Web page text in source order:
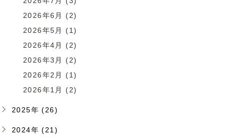
2026年6月 (2)
2026年5月 (1)
2026年4月 (2)
2026年3月 (2)
2026年2月 (1)
2026年1月 (2)
2025年 (26)
2024年 (21)